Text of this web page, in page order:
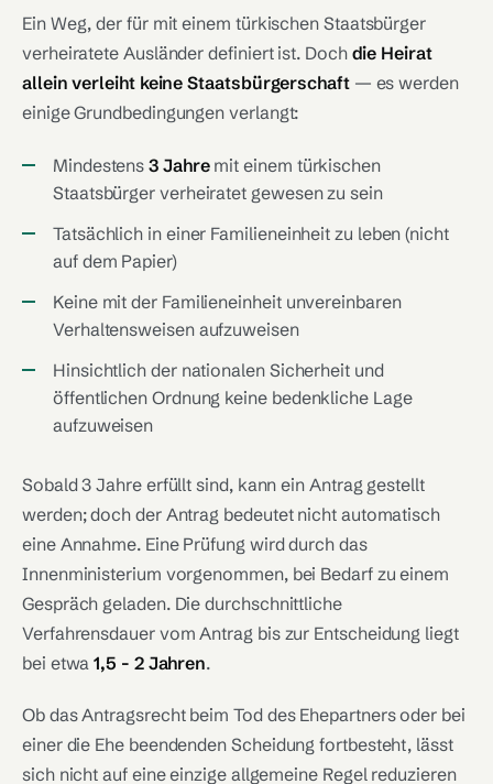
Ein Weg, der für mit einem türkischen Staatsbürger
verheiratete Ausländer definiert ist. Doch die Heirat
allein verleiht keine Staatsbürgerschaft— es werden
einige Grundbedingungen verlangt:
Mindestens3 Jahremit einem türkischen
Staatsbürger verheiratet gewesen zu sein
Tatsächlich in einer Familieneinheit zu leben (nicht
auf dem Papier)
Keine mit der Familieneinheit unvereinbaren
Verhaltensweisen aufzuweisen
Hinsichtlich der nationalen Sicherheit und
öffentlichen Ordnung keine bedenkliche Lage
aufzuweisen
Sobald 3 Jahre erfüllt sind, kann ein Antrag gestellt
werden; doch der Antrag bedeutet nicht automatisch
eine Annahme. Eine Prüfung wird durch das
Innenministerium vorgenommen, bei Bedarf zu einem
Gespräch geladen. Die durchschnittliche
Verfahrensdauer vom Antrag bis zur Entscheidung liegt
bei etwa1,5 - 2 Jahren.
Ob das Antragsrecht beim Tod des Ehepartners oder bei
einer die Ehe beendenden Scheidung fortbesteht, lässt
sich nicht auf eine einzige allgemeine Regel reduzieren